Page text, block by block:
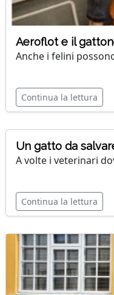
Aeroflot e il
Anche i felini
Continua la lettura
Un gatto da
A volte i veterinari
Continua la lettura